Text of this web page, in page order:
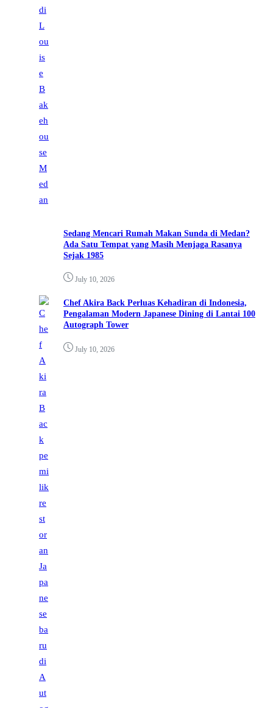
Sedang Mencari Rumah Makan Sunda di Medan?
Ada Satu Tempat yang Masih Menjaga Rasanya
Sejak 1985
July 10, 2026
Chef Akira Back Perluas Kehadiran di Indonesia,
Pengalaman Modern Japanese Dining di Lantai 100
Autograph Tower
July 10, 2026